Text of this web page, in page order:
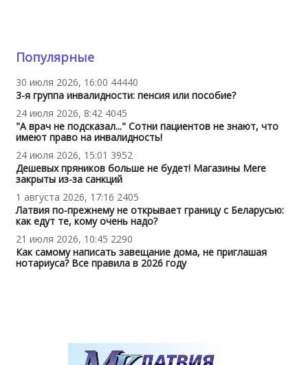
Популярные
30 июля 2026, 16:00 44440
3-я группа инвалидности: пенсия или пособие?
24 июля 2026, 8:42 4045
"А врач не подсказал..." Сотни пациентов не знают, что
имеют право на инвалидность!
24 июля 2026, 15:01 3952
Дешевых пряников больше не будет! Магазины Mere
закрыты из-за санкций
1 августа 2026, 17:16 2405
Латвия по-прежнему не открывает границу с Беларусью:
как едут те, кому очень надо?
21 июля 2026, 10:45 2290
Как самому написать завещание дома, не приглашая
нотариуса? Все правила в 2026 году